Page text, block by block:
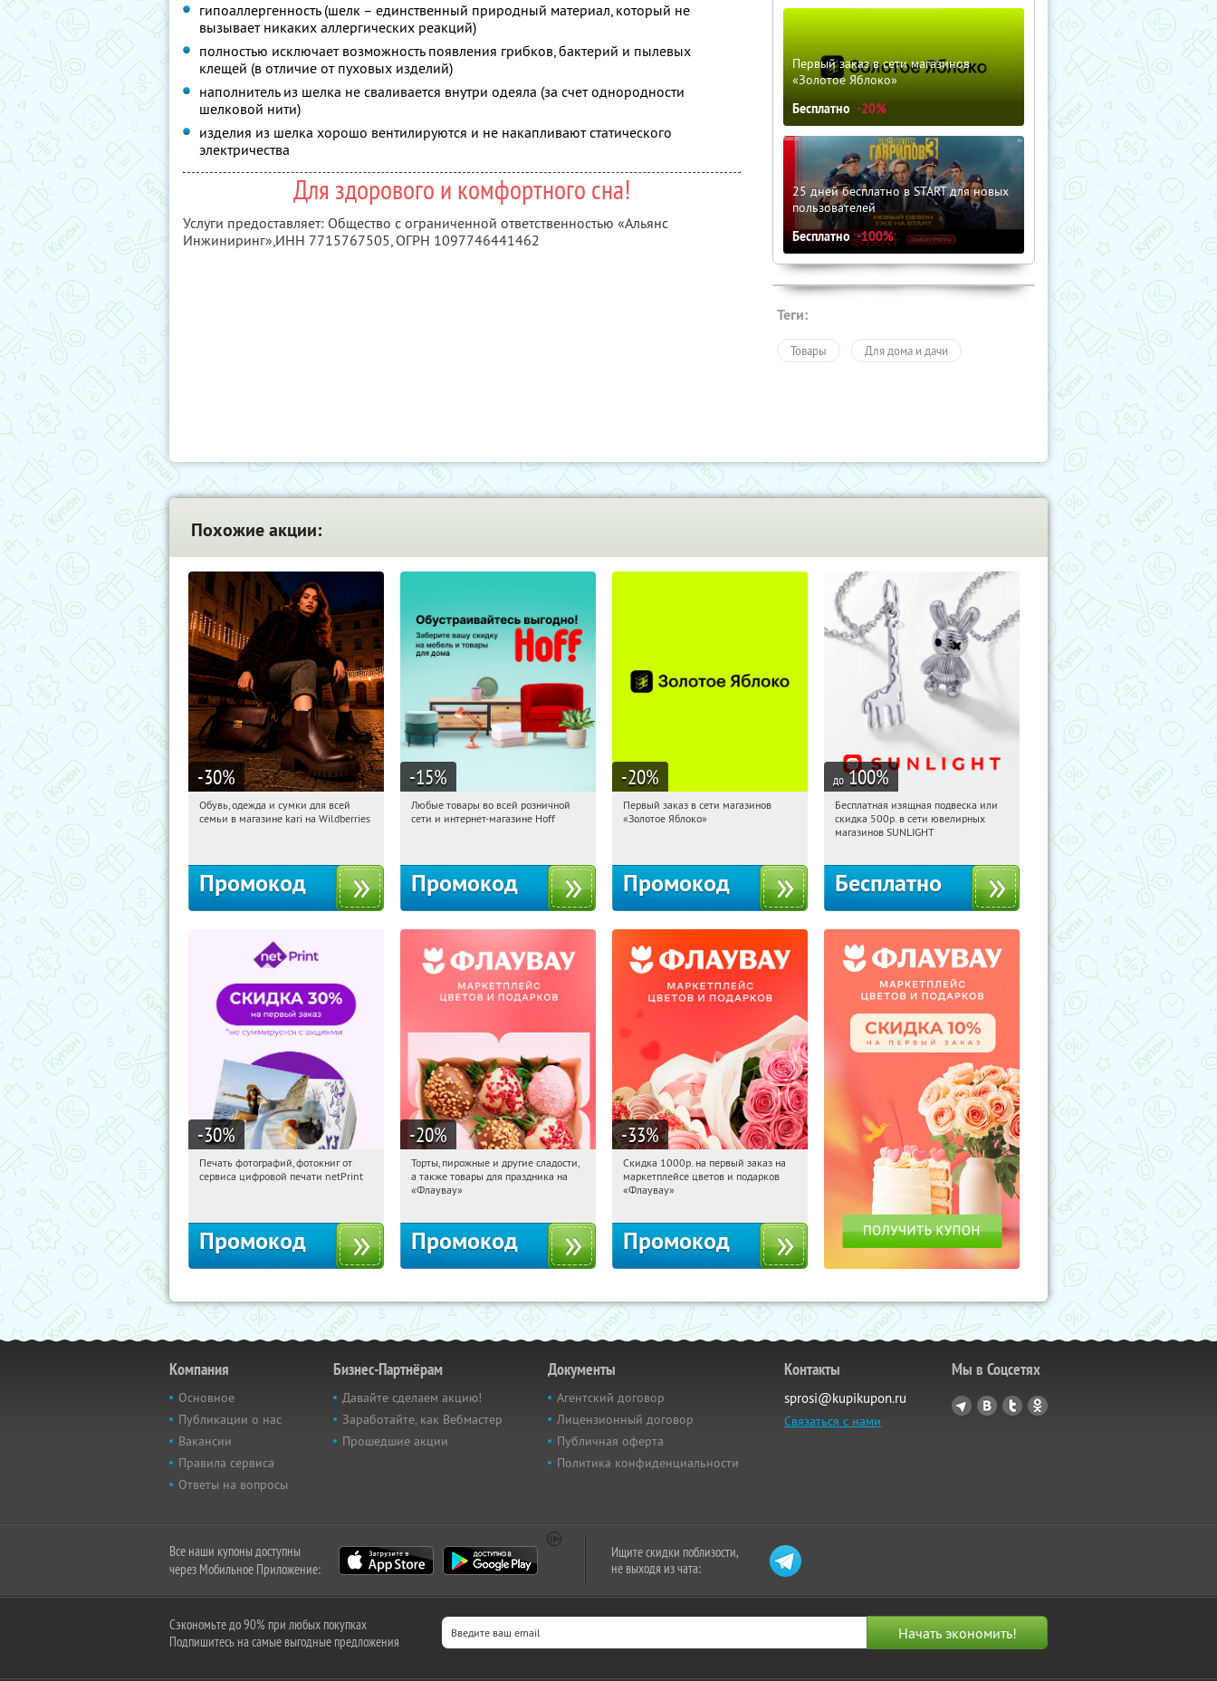
гипоаллергенность (шелк – единственный природный материал, который не
вызывает никаких аллергических реакций)
полностью исключает возможность появления грибков, бактерий и пылевых
клещей (в отличие от пуховых изделий)
наполнитель из шелка не сваливается внутри одеяла (за счет однородности
шелковой нити)
изделия из шелка хорошо вентилируются и не накапливают статического
электричества
Для здорового и комфортного сна!
Услуги предоставляет: Общество с ограниченной ответственностью «Альянс
Инжиниринг»,ИНН 7715767505, ОГРН 1097746441462
Первый заказ в сети магазинов
«Золотое Яблоко»
Бесплатно -20%
25 дней бесплатно в START для новых
пользователей
Бесплатно -100%
Теги:
Товары Для дома и дачи
Похожие акции:
-30%
16:45:49
Получи первым!
Обувь, одежда и сумки для всей
семьи в магазине kari на Wildberries
Промокод
-15%
16:45:49 Получили:
Любые товары во всей розничной
сети и интернет-магазине Hoff
Промокод
-20%
16:45:49
Получи первым!
Первый заказ в сети магазинов
«Золотое Яблоко»
Промокод
до 100%
16:45:49 Получили:
Россия
Бесплатная изящная подвеска или
скидка 500р. в сети ювелирных
магазинов SUNLIGHT
Бесплатно
-30%
16:45:49 Получили:
Печать фотографий, фотокниг от
сервиса цифровой печати netPrint
Промокод
-20%
16:45:49 Получили:
Россия
Торты, пирожные и другие сладости,
а также товары для праздника на
«Флаувау»
Промокод
-33%
16:45:49 Получили:
Россия
Скидка 1000р. на первый заказ на
маркетплейсе цветов и подарков
«Флаувау»
Промокод
Компания
Основное
Публикации о нас
Вакансии
Правила сервиса
Ответы на вопросы
Бизнес-Партнёрам
Давайте сделаем акцию!
Заработайте, как Вебмастер
Прошедшие акции
Документы
Агентский договор
Лицензионный договор
Публичная оферта
Политика конфиденциальности
Контакты
sprosi@kupikupon.ru
Связаться с нами
Мы в Соцсетях
Все наши купоны доступны
через Мобильное Приложение:
Ищите скидки поблизости,
не выходя из чата:
Сэкономьте до 90% при любых покупках
Подпишитесь на самые выгодные предложения